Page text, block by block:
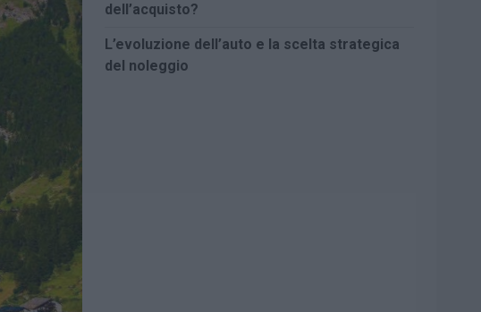
dell’acquisto?
L’evoluzione dell’auto e la scelta strategica
del noleggio